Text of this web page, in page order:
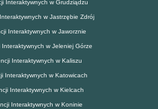
Interaktywnych w Grudziądzu
w Jastrzębie Zdrój
Interaktywnych w Jaworznie
w Jeleniej Górze
Interaktywnych w Kaliszu
Interaktywnych w Katowicach
Interaktywnych w Kielcach
Interaktywnych w Koninie